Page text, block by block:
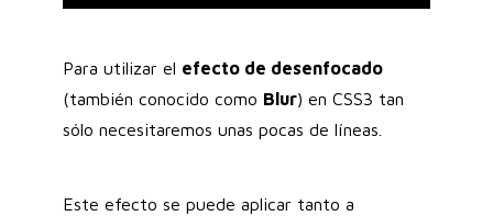
Para utilizar el efecto de desenfocado
(también conocido como Blur) en CSS3 tan
sólo necesitaremos unas pocas de líneas.
Este efecto se puede aplicar tanto a